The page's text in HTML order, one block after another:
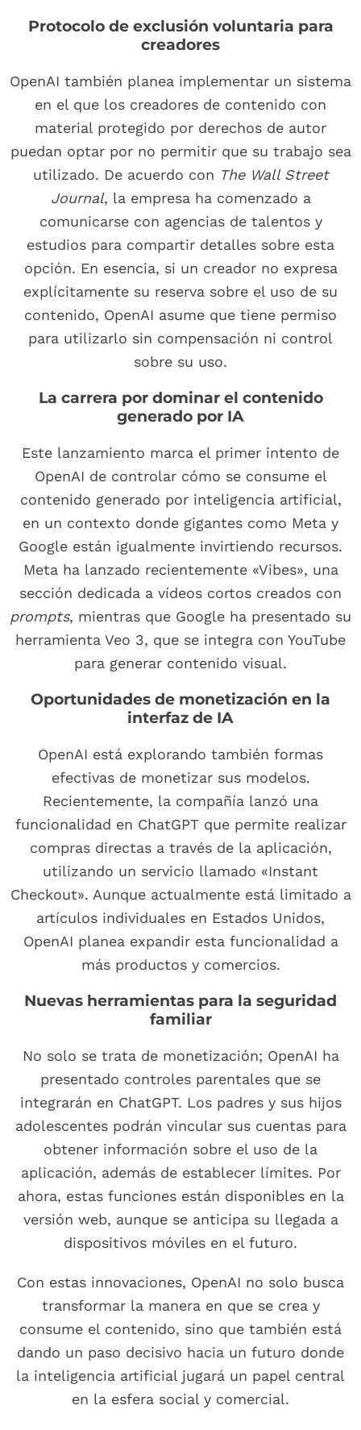
Protocolo de exclusión voluntaria para
creadores
OpenAI también planea implementar un sistema
en el que los creadores de contenido con
material protegido por derechos de autor
puedan optar por no permitir que su trabajo sea
utilizado. De acuerdo con The Wall Street
Journal, la empresa ha comenzado a
comunicarse con agencias de talentos y
estudios para compartir detalles sobre esta
opción. En esencia, si un creador no expresa
explícitamente su reserva sobre el uso de su
contenido, OpenAI asume que tiene permiso
para utilizarlo sin compensación ni control
sobre su uso.
La carrera por dominar el contenido
generado por IA
Este lanzamiento marca el primer intento de
OpenAI de controlar cómo se consume el
contenido generado por inteligencia artificial,
en un contexto donde gigantes como Meta y
Google están igualmente invirtiendo recursos.
Meta ha lanzado recientemente «Vibes», una
sección dedicada a vídeos cortos creados con
prompts, mientras que Google ha presentado su
herramienta Veo 3, que se integra con YouTube
para generar contenido visual.
Oportunidades de monetización en la
interfaz de IA
OpenAI está explorando también formas
efectivas de monetizar sus modelos.
Recientemente, la compañía lanzó una
funcionalidad en ChatGPT que permite realizar
compras directas a través de la aplicación,
utilizando un servicio llamado «Instant
Checkout». Aunque actualmente está limitado a
artículos individuales en Estados Unidos,
OpenAI planea expandir esta funcionalidad a
más productos y comercios.
Nuevas herramientas para la seguridad
familiar
No solo se trata de monetización; OpenAI ha
presentado controles parentales que se
integrarán en ChatGPT. Los padres y sus hijos
adolescentes podrán vincular sus cuentas para
obtener información sobre el uso de la
aplicación, además de establecer límites. Por
ahora, estas funciones están disponibles en la
versión web, aunque se anticipa su llegada a
dispositivos móviles en el futuro.
Con estas innovaciones, OpenAI no solo busca
transformar la manera en que se crea y
consume el contenido, sino que también está
dando un paso decisivo hacia un futuro donde
la inteligencia artificial jugará un papel central
en la esfera social y comercial.